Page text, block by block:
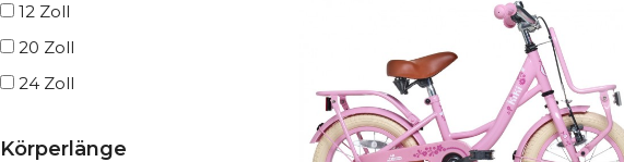
Körperlänge
12 Zoll
20 Zoll
24 Zoll